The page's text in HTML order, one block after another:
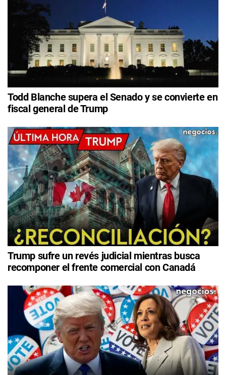
Todd Blanche supera el Senado y se convierte en
fiscal general de Trump
Trump sufre un revés judicial mientras busca
recomponer el frente comercial con Canadá